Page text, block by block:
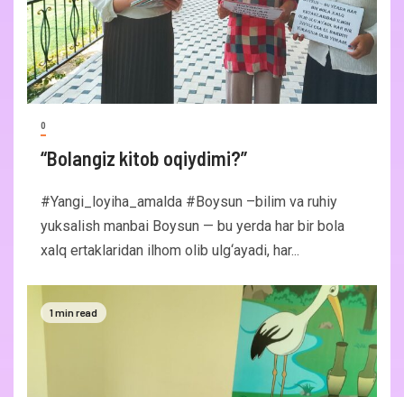
0
“Bolangiz kitob oqiydimi?”
#Yangi_loyiha_amalda #Boysun –bilim va ruhiy
yuksalish manbai Boysun — bu yerda har bir bola
xalq ertaklaridan ilhom olib ulg‘ayadi, har...
1 min read